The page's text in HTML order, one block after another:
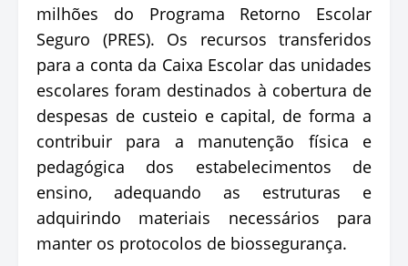
milhões do Programa Retorno Escolar
Seguro (PRES). Os recursos transferidos
para a conta da Caixa Escolar das unidades
escolares foram destinados à cobertura de
despesas de custeio e capital, de forma a
contribuir para a manutenção física e
pedagógica dos estabelecimentos de
ensino, adequando as estruturas e
adquirindo materiais necessários para
manter os protocolos de biossegurança.